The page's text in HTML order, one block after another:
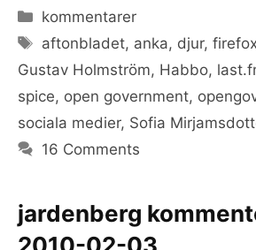
Categories
kommentarer
Tags
aftonbladet, anka, djur,firefox
Gustav Holmström, Habbo,
spice, open government,
sociala medier, Sofia
16 Comments
jardenberg